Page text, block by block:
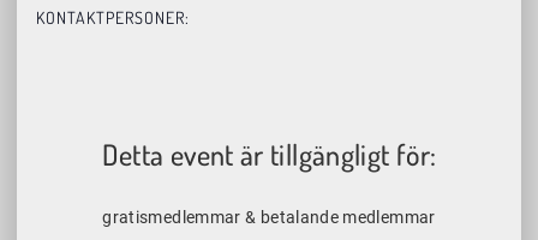
KONTAKTPERSONER:
Detta event är tillgängligt för:
gratismedlemmar & betalande medlemmar